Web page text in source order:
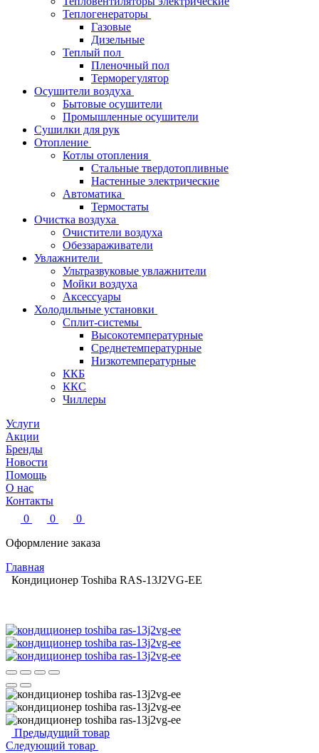
Теплогенераторы
Газовые
Дизельные
Теплый пол
Пленочный пол
Терморегулятор
Осушители воздуха
Бытовые осушители
Промышленные осушители
Сушилки для рук
Отопление
Котлы отопления
Стальные твердотопливные
Настенные электрические
Автоматика
Термостаты
Очистка воздуха
Очистители воздуха
Обеззараживатели
Увлажнители
Ультразвуковые увлажнители
Мойки воздуха
Аксессуары
Холодильные установки
Сплит-системы
Высокотемпературные
Среднетемпературные
Низкотемпературные
ККБ
ККС
Чиллеры
Услуги
Акции
Бренды
Новости
Помощь
О нас
Контакты
0
0
0
Оформление заказа
Главная
Кондиционер Toshiba RAS-13J2VG-EE
Предыдущий товар
Следующий товар